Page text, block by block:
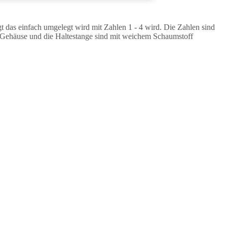
das einfach umgelegt wird mit Zahlen 1 - 4 wird. Die Zahlen sind
und die Haltestange sind mit weichem Schaumstoff